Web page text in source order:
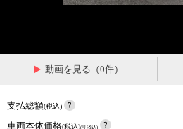
動画を見る（0件）
支払総額(税込)
車両本体価格(税込)(リ済込)